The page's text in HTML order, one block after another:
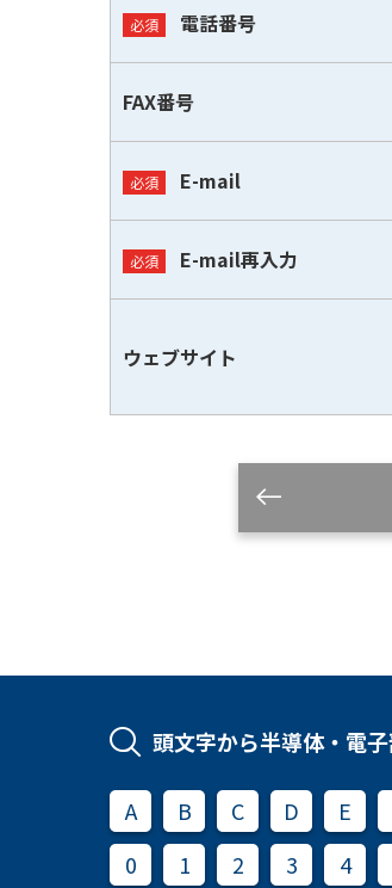
電話番号
FAX番号
E-mail
E-mail再入力
ウェブサイト
頭文字から半導体・電
A B C D E
0
1 2 3 4